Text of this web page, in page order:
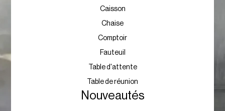
Caisson
Chaise
Comptoir
Fauteuil
Table d'attente
Table de réunion
Nouveautés